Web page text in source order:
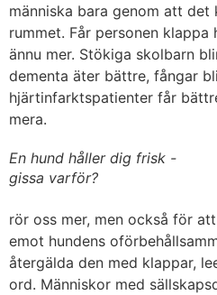
människa bara genom att det
rummet. Får personen klappa
ännu mer. Stökiga skolbarn
dementa äter bättre, fångar
hjärtinfarktspatienter får
mera.
En hund håller dig frisk -
gissa varför?
rör oss mer, men också för
emot hundens
återgälda den med klappar,
ord. Människor med